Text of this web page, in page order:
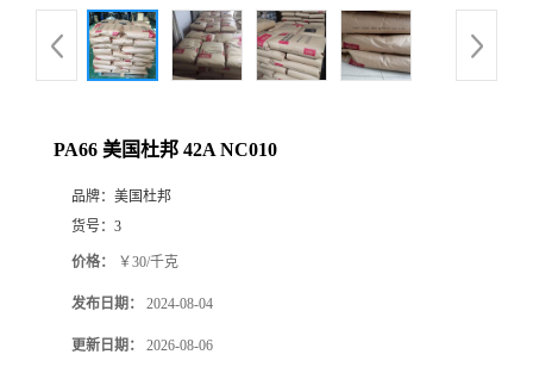
PA66 美国杜邦 42A NC010
品牌： 美国杜邦
货号： 3
价格： ￥30/千克
发布日期： 2024-08-04
更新日期： 2026-08-06